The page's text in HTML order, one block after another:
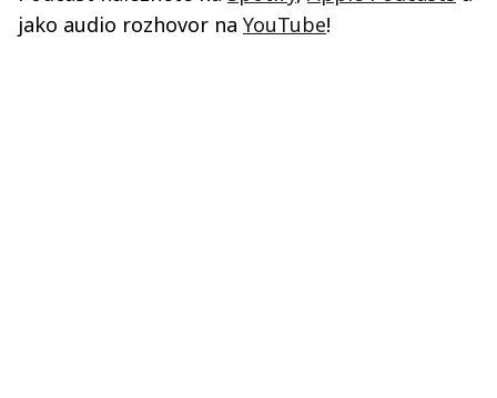
jako audio rozhovor na YouTube!